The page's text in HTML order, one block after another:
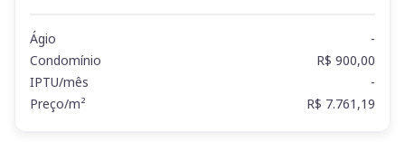
Ágio
-
Condomínio
R$ 900,00
IPTU/mês
-
Preço/m²
R$ 7.761,19